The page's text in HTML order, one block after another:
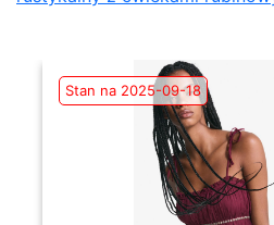
Stan na 2025-09-18